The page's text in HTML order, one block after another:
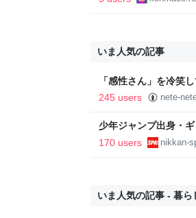
いま人気の記事
「感性さん」を冷笑
245 users
nete-
少年ジャンプ出身・
返る。「ヘルニアで
170 users nikkan-
いま人気の記事 - 暮ら